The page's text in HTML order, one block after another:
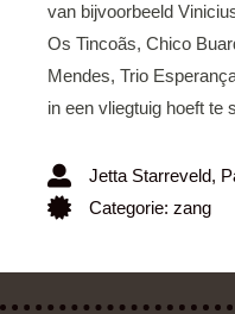
van bijvoorbeeld
Os Tincoãs, Chico
Mendes, Trio
in een vliegtuig hoeft te
Jetta Starreveld,
Categorie: zang